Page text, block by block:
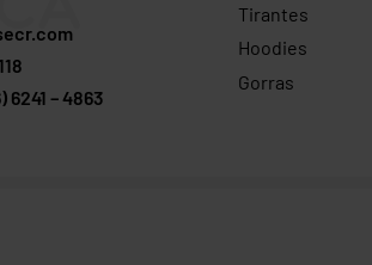
6241 – 4863
Tirantes
Hoodies
Gorras